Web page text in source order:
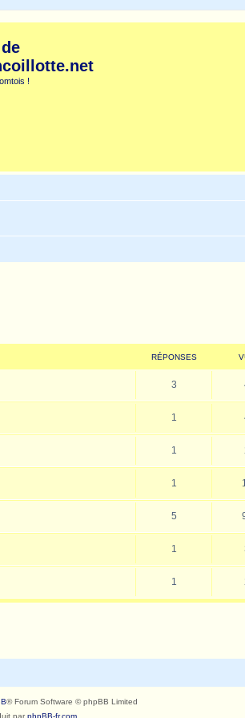
!
RÉPONSES
3
1
1
1
5
1
1
® Forum Software © phpBB Limited
parphpBB-fr.com